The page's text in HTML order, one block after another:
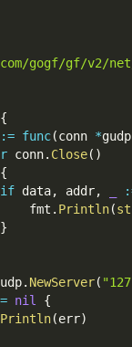
gogf/gf/v2/
{
:= func(conn *gudp
conn. Close( )
{
if data, addr,
fmt
. Println(
}
. NewServer(
nil
{
Println(err)